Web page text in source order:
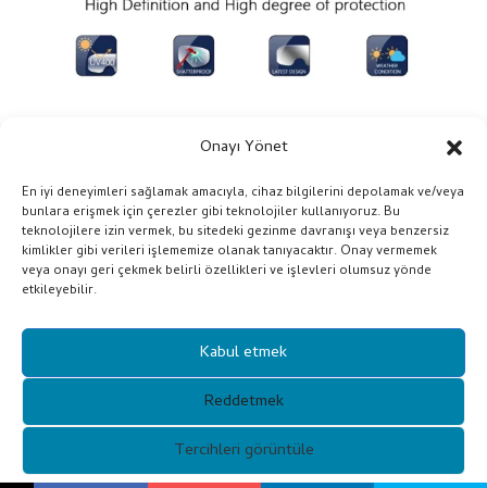
Onayı Yönet
En iyi deneyimleri sağlamak amacıyla, cihaz bilgilerini depolamak ve/veya
bunlara erişmek için çerezler gibi teknolojiler kullanıyoruz. Bu
teknolojilere izin vermek, bu sitedeki gezinme davranışı veya benzersiz
kimlikler gibi verileri işlememize olanak tanıyacaktır. Onay vermemek
veya onayı geri çekmek belirli özellikleri ve işlevleri olumsuz yönde
etkileyebilir.
Kabul etmek
Reddetmek
Tercihleri ​​görüntüle
Telif Hakkı © 2021 Guangzhou Xunqi Glasses Co. Tüm Hakları